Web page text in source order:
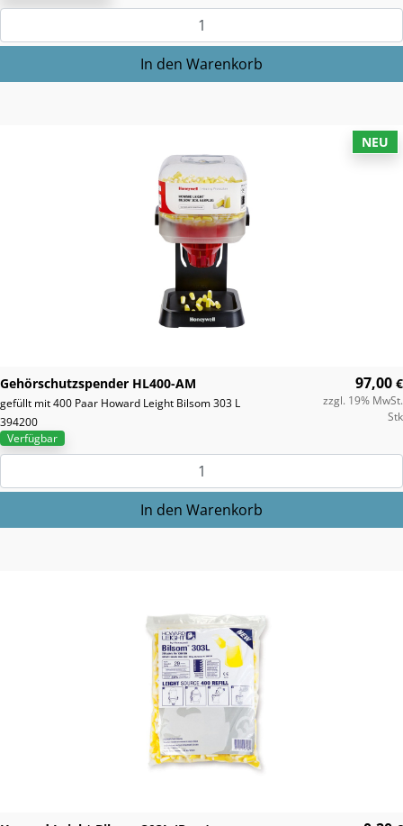
NEU
Gehörschutzspender HL400-AM
gefüllt mit 400 Paar Howard Leight Bilsom 303 L
394200
97,00 €
zzgl. 19% MwSt.
Stk
Verfügbar